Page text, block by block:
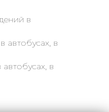
в
автобусах, в
в